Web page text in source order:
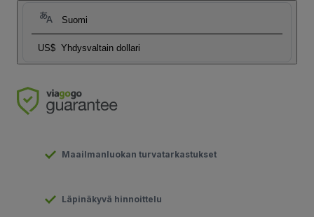
Suomi
US$ Yhdysvaltain dollari
Maailmanluokan turvatarkastukset
Läpinäkyvä hinnoittelu